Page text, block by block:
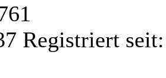
Registriert